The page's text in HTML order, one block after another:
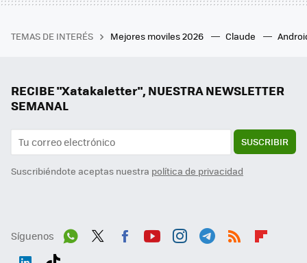
TEMAS DE INTERÉS Mejores moviles 2026 Claude
RECIBE "Xatakaletter", NUESTRA NEWSLETTER
SEMANAL
SUSCRIBIR
Suscribiéndote aceptas nuestra política de privacidad
Síguenos